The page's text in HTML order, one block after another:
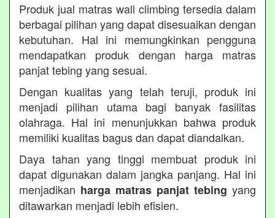
Produk jual matras wall climbing tersedia dalam
berbagai pilihan yang dapat disesuaikan dengan
kebutuhan. Hal ini memungkinkan pengguna
mendapatkan produk dengan harga matras
panjat tebing yang sesuai.
Dengan kualitas yang telah teruji, produk ini
menjadi pilihan utama bagi banyak fasilitas
olahraga. Hal ini menunjukkan bahwa produk
memiliki kualitas bagus dan dapat diandalkan.
Daya tahan yang tinggi membuat produk ini
dapat digunakan dalam jangka panjang. Hal ini
menjadikan harga matras panjat tebing yang
ditawarkan menjadi lebih efisien.